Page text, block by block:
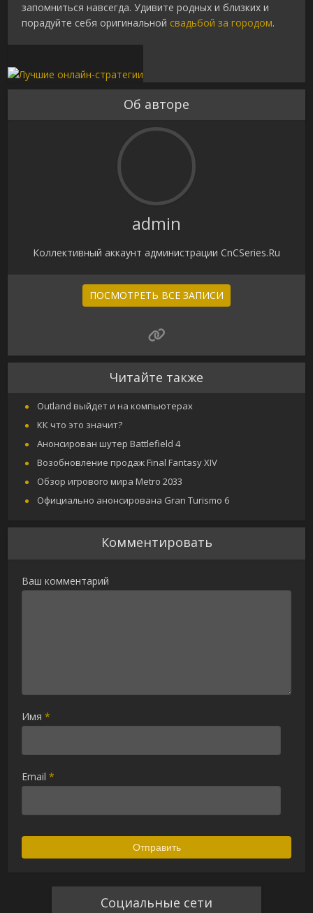
запомниться навсегда. Удивите родных и близких и
порадуйте себя оригинальной свадьбой за городом.
Об авторе
admin
Коллективный аккаунт администрации CnCSeries.Ru
ПОСМОТРЕТЬ ВСЕ ЗАПИСИ
Читайте также
Outland выйдет и на компьютерах
КК что это значит?
Анонсирован шутер Battlefield 4
Возобновление продаж Final Fantasy XIV
Обзор игрового мира Metro 2033
Официально анонсирована Gran Turismo 6
Комментировать
Ваш комментарий
Имя*
Email*
Социальные сети